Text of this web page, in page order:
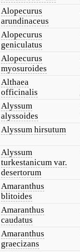
Alopecurus
arundinaceus
Alopecurus
geniculatus
Alopecurus
myosuroides
Althaea
officinalis
Alyssum
alyssoides
Alyssum hirsutum
Alyssum
turkestanicum var.
desertorum
Amaranthus
blitoides
Amaranthus
caudatus
Amaranthus
graecizans